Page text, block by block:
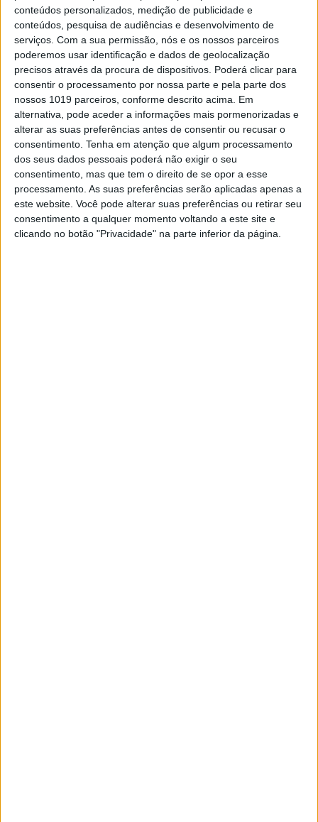
conteúdos personalizados, medição de publicidade e
conteúdos, pesquisa de audiências e desenvolvimento de
serviços. Com a sua permissão, nós e os nossos parceiros
poderemos usar identificação e dados de geolocalização
precisos através da procura de dispositivos. Poderá clicar para
consentir o processamento por nossa parte e pela parte dos
nossos 1019 parceiros, conforme descrito acima. Em
alternativa, pode aceder a informações mais pormenorizadas e
alterar as suas preferências antes de consentir ou recusar o
consentimento. Tenha em atenção que algum processamento
dos seus dados pessoais poderá não exigir o seu
consentimento, mas que tem o direito de se opor a esse
processamento. As suas preferências serão aplicadas apenas a
este website. Você pode alterar suas preferências ou retirar seu
consentimento a qualquer momento voltando a este site e
clicando no botão "Privacidade" na parte inferior da página.